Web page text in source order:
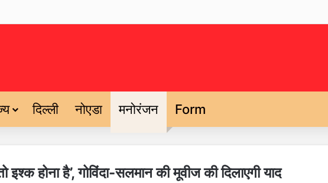
दिल्ली नोएडा मनोरंजन Form
इश्क होना है’, गोविंदा-सलमान की मूवीज की दिलाएगी याद